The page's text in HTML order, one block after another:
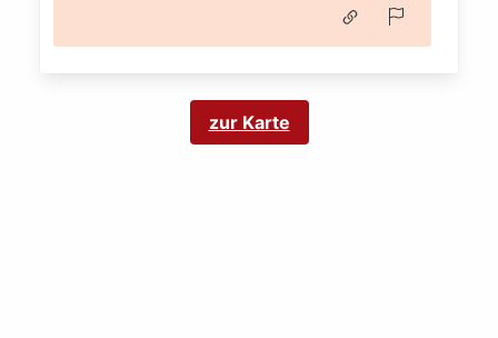
zur Karte